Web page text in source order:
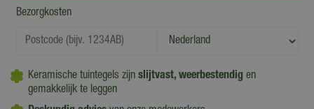
Bezorgkosten
Keramische tuintegels zijn slijtvast, weerbestendig en
gemakkelijk te leggen